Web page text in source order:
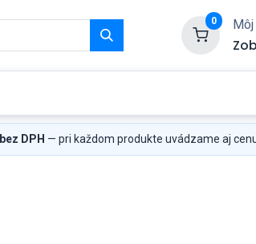
0
bez DPH — pri každom produkte uvádzame aj